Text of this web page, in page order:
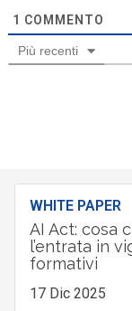
1 COMMENTO
Più recenti
WHITE PAPER
AI Act: cosa
l’entrata in
formativi
17 Dic 2025